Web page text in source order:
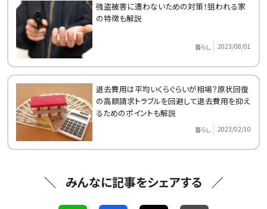
強盗被害に遭わないための対策！狙われる家
の特徴も解説
暮らし 2023/08/01
退去費用は平均いくらぐらいが相場？原状回復
の高額請求トラブルを回避して退去費用を抑え
るためのポイントも解説
暮らし 2023/02/10
みんなに記事をシェアする